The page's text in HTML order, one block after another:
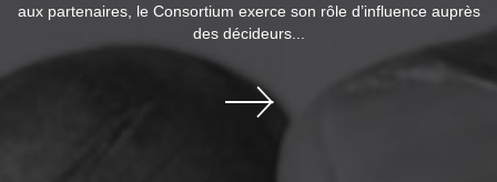
aux partenaires, le Consortium exerce son rôle d’influence auprès
des décideurs...